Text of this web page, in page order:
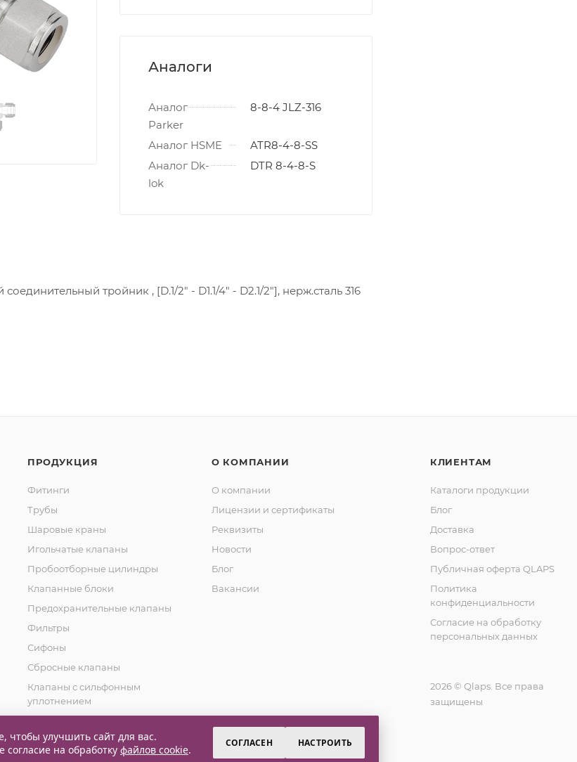
Аналоги
Аналог
Parker
8-8-4 JLZ-316
Аналог HSME
ATR8-4-8-SS
Аналог Dk-
lok
DTR 8-4-8-S
тройник , [D.1/2" - D1.1/4" - D2.1/2"], нерж.сталь 316
ПРОДУКЦИЯ
Фитинги
Трубы
Шаровые краны
Игольчатые клапаны
Пробоотборные цилиндры
Клапанные блоки
Предохранительные клапаны
Фильтры
Сифоны
Сбросные клапаны
Клапаны с сильфонным
уплотнением
О КОМПАНИИ
О компании
Лицензии и сертификаты
Реквизиты
Новости
Блог
Вакансии
КЛИЕНТАМ
Каталоги продукции
Блог
Доставка
Вопрос-ответ
Публичная оферта QLAPS
Политика
конфиденциальности
Согласие на обработку
персональных данных
2026 © Qlaps. Все права
защищены
чтобы улучшить сайт для вас.
согласие на обработку файлов cookie. СОГЛАСЕН НАСТРОИТЬ